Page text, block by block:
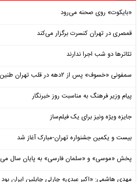
«بایکوت» روی صحنه می‌رود
قمصری در تهران کنسرت برگزار می‌کند
تئاترها دو شب اجرا ندارند
سمفونی «خسوف» پس از ۲دهه در قلب تهران طنین انداز شد
پیام وزیر فرهنگ به مناسبت روز خبرنگار
جایزه ویژه ونیز برای یک فیلم‌ساز
بیست و یکمین جشنواره تهران-مبارک آغاز شد
پخش «موسی» و «سلمان فارسی» به پایان سال
مهدی هاشمی: «اکبر عبدی» چارلی چاپلینِ ایران بود